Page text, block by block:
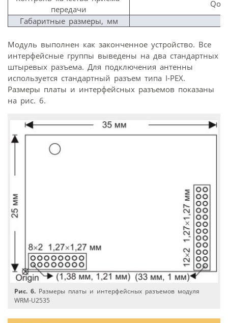
передачи
Габаритные размеры, мм
Модуль выполнен как законченное устройство. Все
интерфейсные группы выведены на два стандартных
штыревых разъема. Для подключения антенны
используется стандартный разъем типа I-PEX.
Размеры платы и интерфейсных разъемов показаны
на рис. 6.
Рис. 6. Размеры платы и интерфейсных разъемов модуля
WRM-U2535